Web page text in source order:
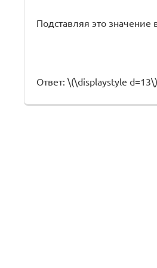
Подставляя это
Ответ: \(\displaystyle